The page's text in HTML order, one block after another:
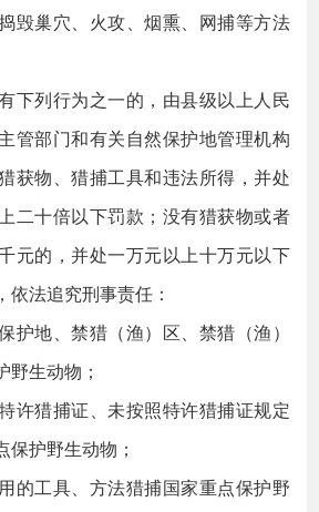
毁巢穴、火攻、烟熏、网捕等方法
列行为之一的，由县级以上人民
管部门和有关自然保护地管理机构
获物、猎捕工具和违法所得，并处
二十倍以下罚款；没有猎获物或者
元的，并处一万元以上十万元以下
法追究刑事责任：
地、禁猎（渔）区、禁猎（渔）
野生动物；
猎捕证、未按照特许猎捕证规定
护野生动物；
工具、方法猎捕国家重点保护野